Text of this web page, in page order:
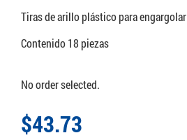
Tiras de arillo plástico para engargolar
Contenido 18 piezas
No order selected.
$43.73